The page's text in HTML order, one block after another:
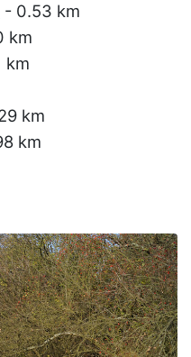
- 0.53 km
km
km
km
km